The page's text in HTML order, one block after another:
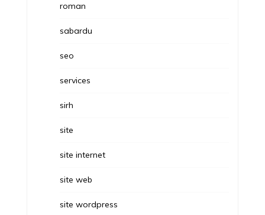
roman
sabardu
seo
services
sirh
site
site internet
site web
site wordpress